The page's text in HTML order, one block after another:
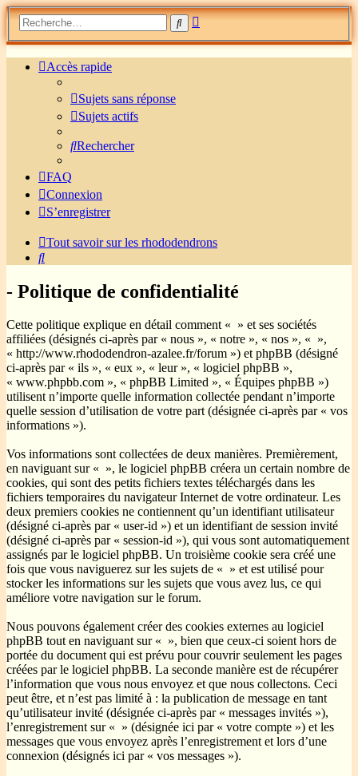
Rechercher
Recherche
Accès rapide
Sujets sans réponse
Sujets actifs
Rechercher
FAQ
Connexion
S’enregistrer
Tout savoir sur les rhododendrons
Rechercher
- Politique de confidentialité
Cette politique explique en détail comment « » et ses sociétés
affiliées (désignés ci-après par « nous », « notre », « nos », « »,
« http://www.rhododendron-azalee.fr/forum ») et phpBB (désigné
ci-après par « ils », « eux », « leur », « logiciel phpBB »,
« www.phpbb.com », « phpBB Limited », « Équipes phpBB »)
utilisent n’importe quelle information collectée pendant n’importe
quelle session d’utilisation de votre part (désignée ci-après par « vos
informations »).
Vos informations sont collectées de deux manières. Premièrement,
en naviguant sur « », le logiciel phpBB créera un certain nombre de
cookies, qui sont des petits fichiers textes téléchargés dans les
fichiers temporaires du navigateur Internet de votre ordinateur. Les
deux premiers cookies ne contiennent qu’un identifiant utilisateur
(désigné ci-après par « user-id ») et un identifiant de session invité
(désigné ci-après par « session-id »), qui vous sont automatiquement
assignés par le logiciel phpBB. Un troisième cookie sera créé une
fois que vous naviguerez sur les sujets de « » et est utilisé pour
stocker les informations sur les sujets que vous avez lus, ce qui
améliore votre navigation sur le forum.
Nous pouvons également créer des cookies externes au logiciel
phpBB tout en naviguant sur « », bien que ceux-ci soient hors de
portée du document qui est prévu pour couvrir seulement les pages
créées par le logiciel phpBB. La seconde manière est de récupérer
l’information que vous nous envoyez et que nous collectons. Ceci
peut être, et n’est pas limité à : la publication de message en tant
qu’utilisateur invité (désignée ci-après par « messages invités »),
l’enregistrement sur « » (désignée ici par « votre compte ») et les
messages que vous envoyez après l’enregistrement et lors d’une
connexion (désignés ici par « vos messages »).